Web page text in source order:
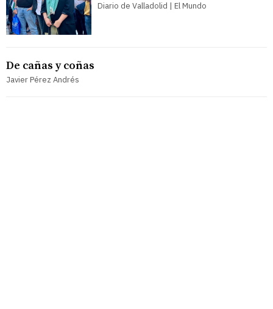
Diario de Valladolid | El Mundo
De cañas y coñas
Javier Pérez Andrés